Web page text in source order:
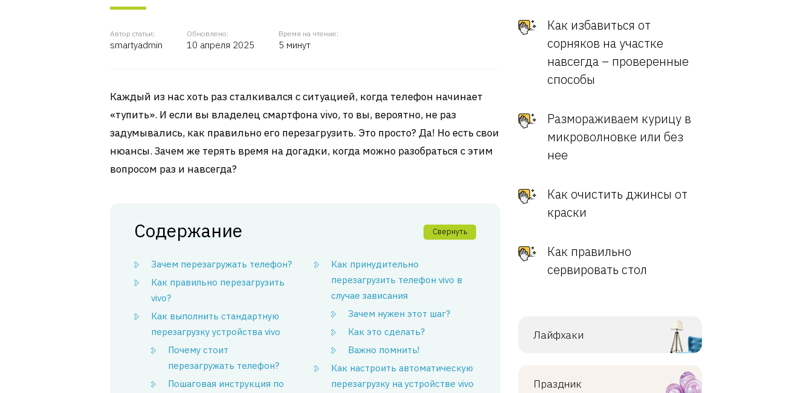
Автор статьи:
smartyadmin
Обновлено:
10 апреля 2025
Время на чтение:
5 минут
Каждый из нас хоть раз сталкивался с ситуацией, когда телефон начинает
«тупить». И если вы владелец смартфона vivo, то вы, вероятно, не раз
задумывались, как правильно его перезагрузить. Это просто? Да! Но есть свои
нюансы. Зачем же терять время на догадки, когда можно разобраться с этим
вопросом раз и навсегда?
Содержание Свернуть
Зачем перезагружать телефон?
Как правильно перезагрузить
vivo?
Как выполнить стандартную
перезагрузку устройства vivo
Почему стоит
перезагружать телефон?
Пошаговая инструкция по
Как принудительно
перезагрузить телефон vivo в
случае зависания
Зачем нужен этот шаг?
Как это сделать?
Важно помнить!
Как настроить автоматическую
перезагрузку на устройстве vivo
Как избавиться от
сорняков на участке
навсегда – проверенные
способы
Размораживаем курицу в
микроволновке или без
нее
Как очистить джинсы от
краски
Как правильно
сервировать стол
Лайфхаки
Праздник